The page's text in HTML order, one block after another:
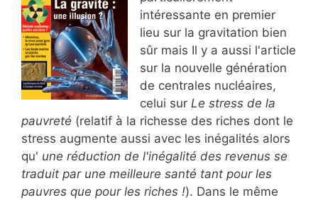
intéressante en premier
lieu sur la gravitation bien
sûr mais Il y a aussi l'article
sur la nouvelle génération
de centrales nucléaires,
celui sur Le stress de la
pauvreté (relatif à la richesse des riches dont le
stress augmente aussi avec les inégalités alors
qu' une réduction de l'inégalité des revenus se
traduit par une meilleure santé tant pour les
pauvres que pour les riches !). Dans le même